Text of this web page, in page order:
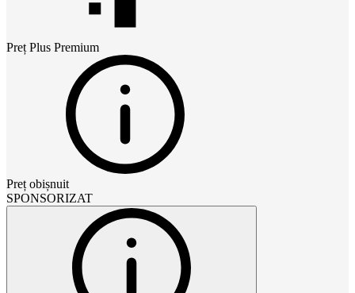
Preț Plus Premium
Preț obișnuit
SPONSORIZAT